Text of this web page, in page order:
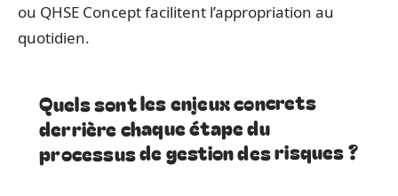
ou QHSE Concept facilitent l’appropriation au
quotidien.
Quels sont les enjeux concrets
derrière chaque étape du
processus de gestion des risques ?